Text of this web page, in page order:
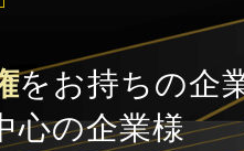
をお持ちの企
心の企業様